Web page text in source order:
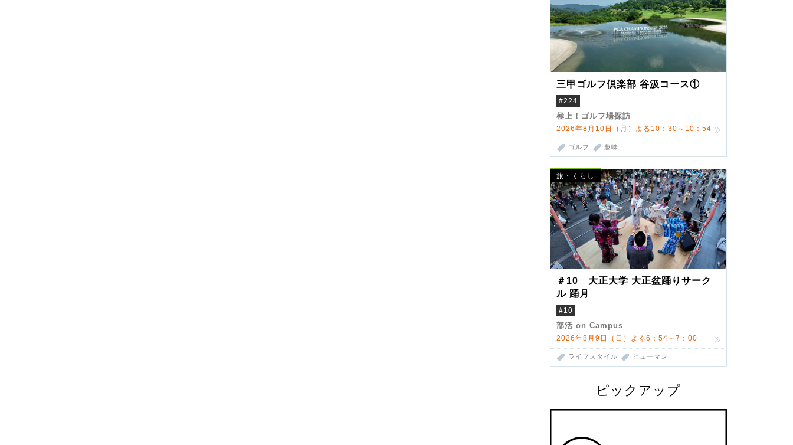
三甲ゴルフ倶楽部 谷汲コース①
#224
極上！ゴルフ場探訪
2026年8月10日（月）よる10：30～10：54
ゴルフ 趣味
旅・くらし
＃10 大正大学 大正盆踊りサーク
ル 踊月
#10
部活 on Campus
2026年8月9日（日）よる6：54～7：00
ライフスタイル ヒューマン
ピックアップ